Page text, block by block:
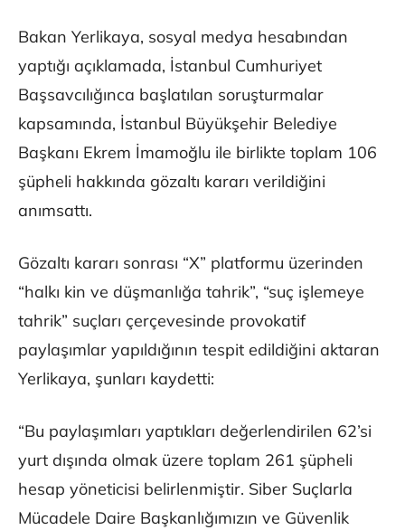
Bakan Yerlikaya, sosyal medya hesabından
yaptığı açıklamada, İstanbul Cumhuriyet
Başsavcılığınca başlatılan soruşturmalar
kapsamında, İstanbul Büyükşehir Belediye
Başkanı Ekrem İmamoğlu ile birlikte toplam 106
şüpheli hakkında gözaltı kararı verildiğini
anımsattı.
Gözaltı kararı sonrası “X” platformu üzerinden
“halkı kin ve düşmanlığa tahrik”, “suç işlemeye
tahrik” suçları çerçevesinde provokatif
paylaşımlar yapıldığının tespit edildiğini aktaran
Yerlikaya, şunları kaydetti:
“Bu paylaşımları yaptıkları değerlendirilen 62’si
yurt dışında olmak üzere toplam 261 şüpheli
hesap yöneticisi belirlenmiştir. Siber Suçlarla
Mücadele Daire Başkanlığımızın ve Güvenlik